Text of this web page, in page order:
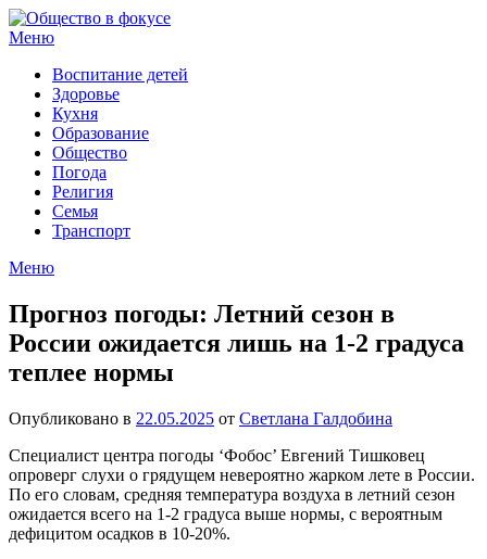
Перейти
к
Меню
Воспитание детей
Здоровье
Кухня
Образование
Общество
Погода
Религия
Семья
Транспорт
Меню
Прогноз погоды: Летний сезон в
России ожидается лишь на 1-2 градуса
теплее нормы
Опубликовано в 22.05.2025 от Светлана Галдобина
Специалист центра погоды ‘Фобос’ Евгений Тишковец
опроверг слухи о грядущем невероятно жарком лете в России.
По его словам, средняя температура воздуха в летний сезон
ожидается всего на 1-2 градуса выше нормы, с вероятным
дефицитом осадков в 10-20%.